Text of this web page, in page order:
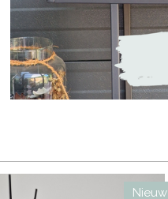
Nieuw